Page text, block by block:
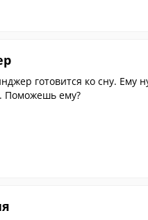
готовится ко сну. Ему
Поможешь ему?